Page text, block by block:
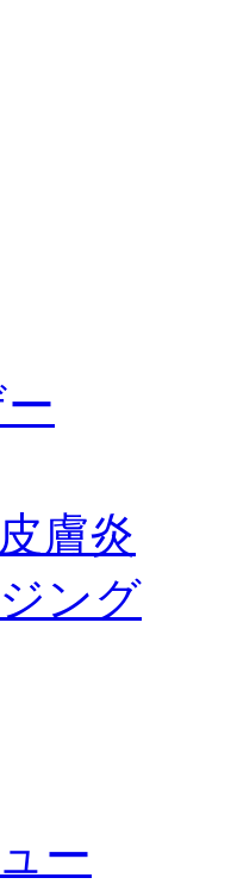
膚炎
ング
ー